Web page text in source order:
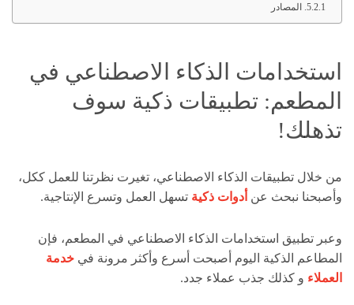
المصادر
استخدامات الذكاء الاصطناعي في
المطعم: تطبيقات ذكية سوف
تذهلك!
من خلال تطبيقات الذكاء الاصطناعي، تغيرت نظرتنا للعمل ككل،
وأصبحنا نبحث عن أدوات ذكية تسهل العمل وتسرع الإنتاجية.
وعبر تطبيق استخدامات الذكاء الاصطناعي في المطعم، فإن
المطاعم الذكية اليوم أصبحت أسرع وأكثر مرونة في خدمة
العملاء و كذلك جذب عملاء جدد.